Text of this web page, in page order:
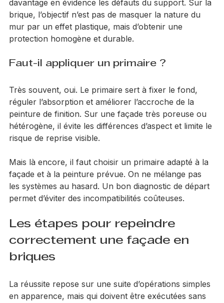
La finition a aussi son importance. Un mat profond
atténue les irrégularités et donne un rendu sobre.
Une finition trop tendue ou trop fermée mettra
davantage en évidence les défauts du support. Sur la
mur par un effet plastique, mais d’obtenir une
Faut-il appliquer un primaire ?
Très souvent, oui. Le primaire sert à fixer le fond,
réguler l’absorption et améliorer l’accroche de la
hétérogène, il évite les différences d’aspect et limite le
risque de reprise visible.
Mais là encore, il faut choisir un primaire adapté à la
les systèmes au hasard. Un bon diagnostic de départ
permet d’éviter des incompatibilités coûteuses.
Les étapes pour repeindre
correctement une façade en
briques